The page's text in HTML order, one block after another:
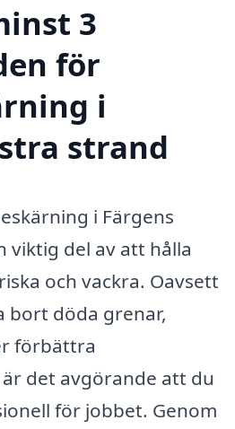
3
för
i
strand
i Färgens
viktig del av att hålla
och vackra. Oavsett
bort döda grenar,
förbättra
det avgörande att du
för jobbet. Genom